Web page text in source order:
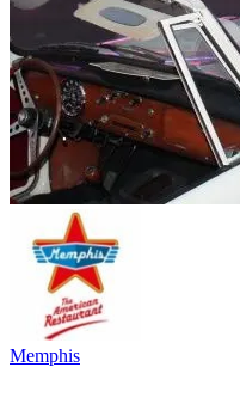
Memphis